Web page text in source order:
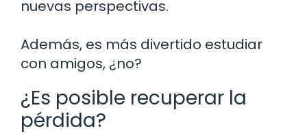
nuevas perspectivas.
Además, es más divertido estudiar
con amigos, ¿no?
¿Es posible recuperar la
pérdida?